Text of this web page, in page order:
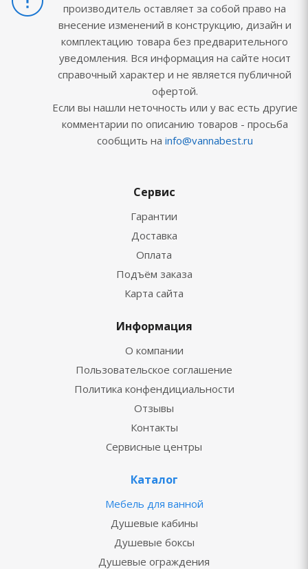
производитель оставляет за собой право на
внесение изменений в конструкцию, дизайн и
комплектацию товара без предварительного
уведомления. Вся информация на сайте носит
справочный характер и не является публичной
офертой.
Если вы нашли неточность или у вас есть другие
комментарии по описанию товаров - просьба
сообщить на info@vannabest.ru
Сервис
Гарантии
Доставка
Оплата
Подъём заказа
Карта сайта
Информация
О компании
Пользовательское соглашение
Политика конфендициальности
Отзывы
Контакты
Сервисные центры
Каталог
Мебель для ванной
Душевые кабины
Душевые боксы
Душевые ограждения